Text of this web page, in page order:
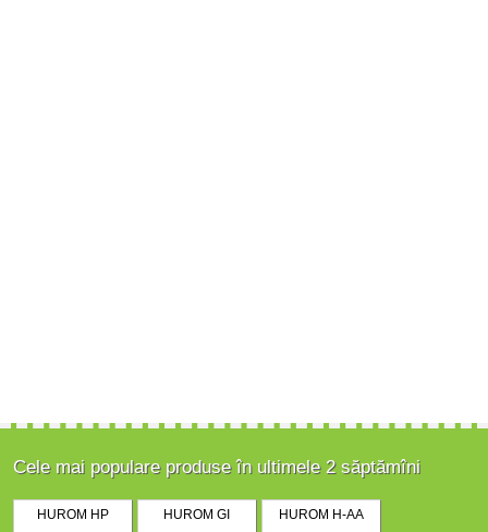
Cele mai populare produse în ultimele 2 săptămîni
HUROM HP HUROM GI HUROM H-AA